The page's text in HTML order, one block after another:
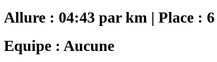
Allure : 04:43 par km | Place : 6
Equipe : Aucune